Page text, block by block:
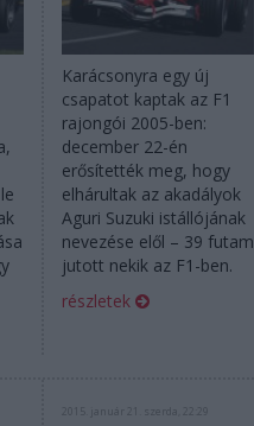
Karácsonyra egy új
csapatot kaptak az F1
rajongói 2005-ben:
december 22-én
erősítették meg, hogy
elhárultak az akadályok
Aguri Suzuki istállójának
nevezése elől – 39 futam
jutott nekik az F1-ben.
részletek
2015. január 21. szerda, 22:29